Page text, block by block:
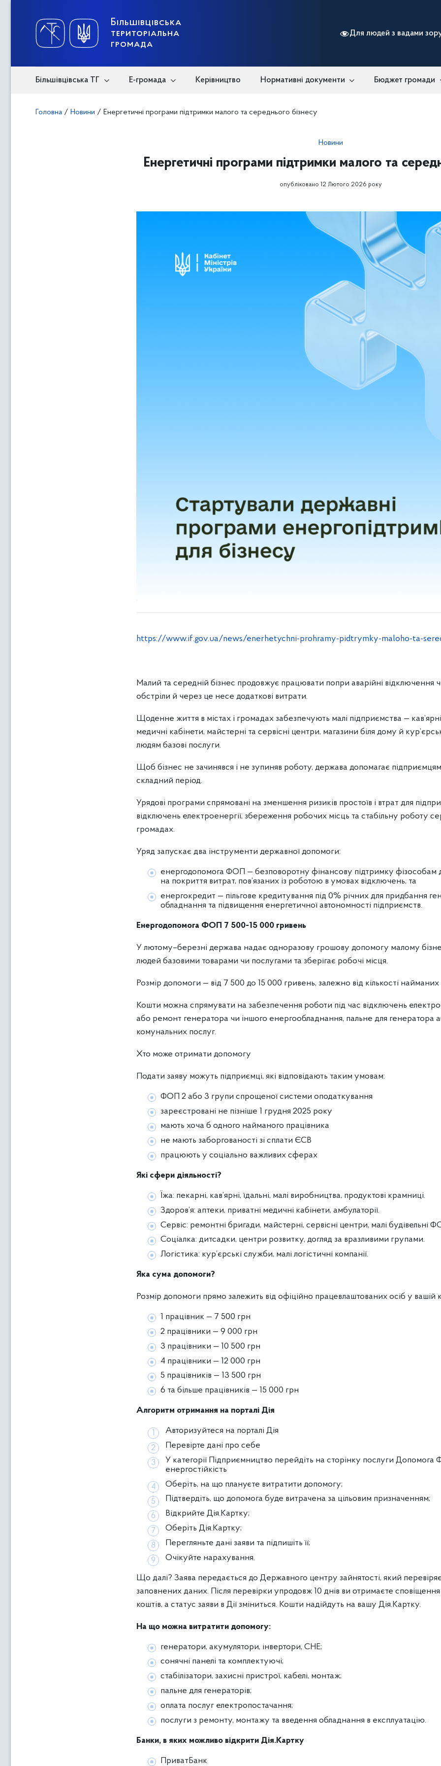
Більшівцівська
територіальна
громада
Для людей з вадами
Більшівцівська ТГ Е-громада Керівництво Нормативні документи Бюджет громади
Головна / Новини / Енергетичні програми підтримки малого та середнього бізнесу
Новини
Енергетичні програми підтримки малого та
опубліковано 12 Лютого 2026 року
https://www.if.gov.ua/news/enerhetychni-prohramy-pidtrymky-maloho-ta-
Малий та середній бізнес продовжує працювати попри аварійні відключення
обстріли й через це несе додаткові витрати.
Щоденне життя в містах і громадах забезпечують малі підприємства —
медичні кабінети, майстерні та сервісні центри, магазини біля дому й
людям базові послуги.
Щоб бізнес не зачинявся і не зупиняв роботу, держава допомагає
складний період.
Урядові програми спрямовані на зменшення ризиків простоїв і втрат для
відключень електроенергії, збереження робочих місць та стабільну роботу
громадах.
Уряд запускає два інструменти державної допомоги:
енергодопомога ФОП — безповоротну фінансову підтримку фізособам
на покриття витрат, пов’язаних із роботою в умовах відключень, та
енергокредит — пільгове кредитування під 0% річних для придбання
обладнання та підвищення енергетичної автономності підприємств.
Енергодопомога ФОП 7 500-15 000 гривень
У лютому–березні держава надає одноразову грошову допомогу малому
людей базовими товарами чи послугами та зберігає робочі місця.
Розмір допомоги — від 7 500 до 15 000 гривень, залежно від кількості найманих
Кошти можна спрямувати на забезпечення роботи під час відключень
або ремонт генератора чи іншого енергообладнання, пальне для генератора
комунальних послуг.
Хто може отримати допомогу
Подати заяву можуть підприємці, які відповідають таким умовам:
ФОП 2 або 3 групи спрощеної системи оподаткування
зареєстровані не пізніше 1 грудня 2025 року
мають хоча б одного найманого працівника
не мають заборгованості зі сплати ЄСВ
працюють у соціально важливих сферах
Які сфери діяльності?
Їжа: пекарні, кав’ярні, їдальні, малі виробництва, продуктові крамниці.
Здоров’я: аптеки, приватні медичні кабінети, амбулаторії.
Сервіс: ремонтні бригади, майстерні, сервісні центри, малі будівельні
Соціалка: дитсадки, центри розвитку, догляд за вразливими групами.
Логістика: кур’єрські служби, малі логістичні компанії.
Яка сума допомоги?
Розмір допомоги прямо залежить від офіційно працевлаштованих осіб у вашій
1 працівник — 7 500 грн
2 працівники — 9 000 грн
3 працівники — 10 500 грн
4 працівники — 12 000 грн
5 працівників — 13 500 грн
6 та більше працівників — 15 000 грн
Алгоритм отримання на порталі Дія
Авторизуйтеся на порталі Дія
Перевірте дані про себе
У категорії Підприємництво перейдіть на сторінку послуги
енергостійкість
Оберіть, на що плануєте витратити допомогу;
Підтвердіть, що допомога буде витрачена за цільовим призначенням;
Відкрийте Дія.Картку;
Оберіть Дія.Картку;
Перегляньте дані заяви та підпишіть її;
Очікуйте нарахування.
Що далі? Заява передається до Державного центру зайнятості, який
заповнених даних. Після перевірки упродовж 10 днів ви отримаєте
коштів, а статус заяви в Дії зміниться. Кошти надійдуть на вашу Дія.Картку.
На що можна витратити допомогу:
генератори, акумулятори, інвертори, СНЕ;
сонячні панелі та комплектуючі;
стабілізатори, захисні пристрої, кабелі, монтаж;
пальне для генераторів;
оплата послуг електропостачання;
послуги з ремонту, монтажу та введення обладнання в експлуатацію.
Банки, в яких можливо відкрити Дія.Картку
ПриватБанк